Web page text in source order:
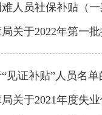
人员社保补贴（
关于2022年第一
见证补贴”人员名单
关于2021年度失